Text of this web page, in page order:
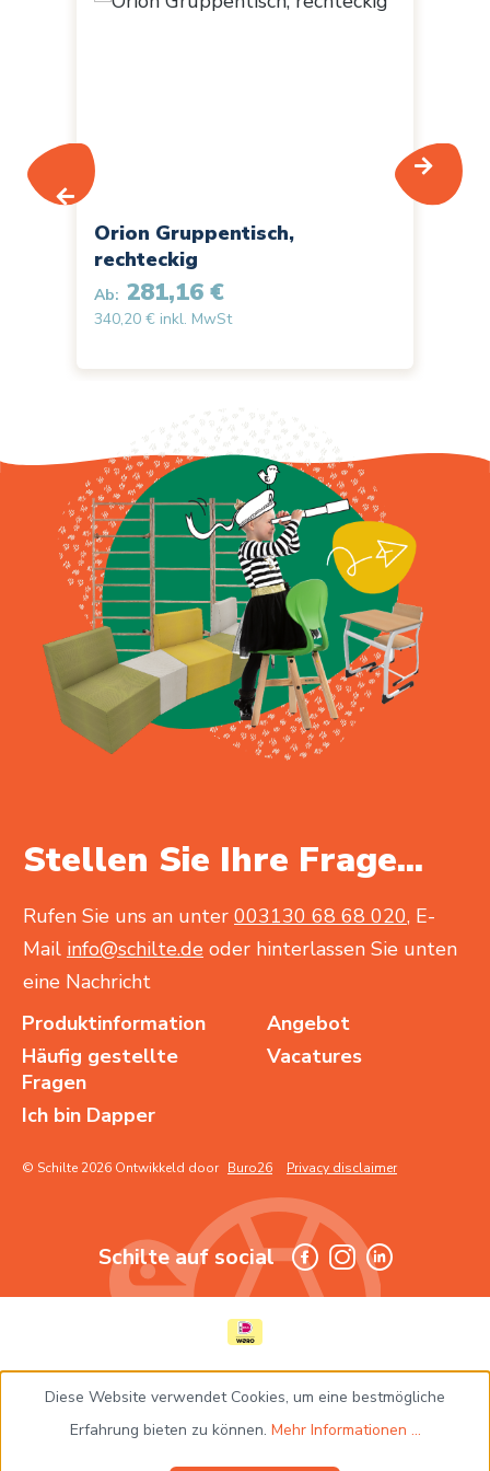
Orion Gruppentisch,
rechteckig
Ab: 281,16 €
340,20 € inkl. MwSt
Stellen Sie Ihre Frage...
Rufen Sie uns an unter 003130 68 68 020, E-
Mail info@schilte.de oder hinterlassen Sie unten
eine Nachricht
Produktinformation
Angebot
Häufig gestellte
Fragen
Vacatures
Ich bin Dapper
© Schilte 2026 Ontwikkeld door Buro26 Privacy disclaimer
Schilte auf social
Diese Website verwendet Cookies, um eine bestmögliche
Erfahrung bieten zu können. Mehr Informationen ...